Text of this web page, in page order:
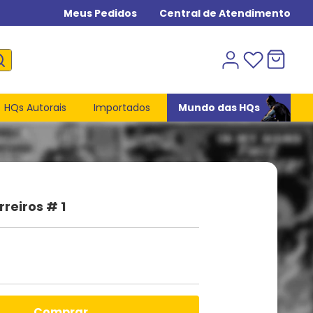
Meus Pedidos Central de Atendimento
HQs Autorais Importados Mundo das HQs
# 1